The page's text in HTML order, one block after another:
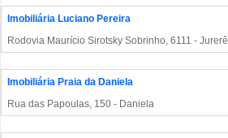
Imobiliária Luciano Pereira
Rodovia Maurício Sirotsky Sobrinho, 6111 - Jurerê
Imobiliária Praia da Daniela
Rua das Papoulas, 150 - Daniela